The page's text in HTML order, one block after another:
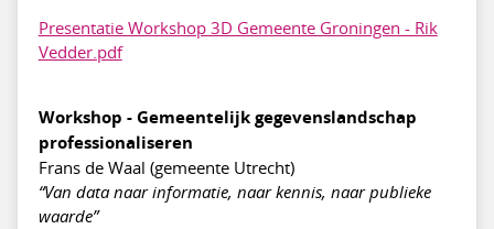
Presentatie Workshop 3D Gemeente Groningen - Rik
Vedder.pdf
Workshop - Gemeentelijk gegevenslandschap
professionaliseren
Frans de Waal (gemeente Utrecht)
“Van data naar informatie, naar kennis, naar publieke
waarde”